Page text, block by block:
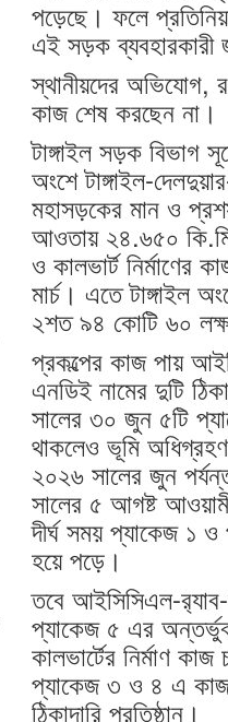
পড়েছে। ফলে
এই সড়ক ব্যবহারকারী
স্থানীয়দের অভিযোগ,
কাজ শেষ করছেন না।
টাঙ্গাইল সড়ক বিভাগ
অংশে টাঙ্গাইল-
মহাসড়কের মান ও
আওতায় ২৪.৬৫০
ও কালভার্ট
মার্চ। এতে টাঙ্গাইল
২শত ৯৪ কোটি ৬০
প্রকল্পের কাজ পায়
এনডিই নামের দুটি
সালের ৩০ জুন ৫টি
থাকলেও ভূমি
২০২৬ সালের জুন
সালের ৫ আগষ্ট
দীর্ঘ সময় প্যাকেজ ১
হয়ে পড়ে।
তবে আইসিসিএল-র‌্যাব-
প্যাকেজ ৫ এর
কালভার্টের নির্মাণ
প্যাকেজ ৩ ও ৪ এ
ঠিকাদারি প্রতিষ্ঠান।